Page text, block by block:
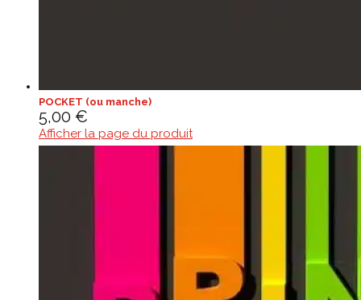
POCKET (ou manche)
5,00 €